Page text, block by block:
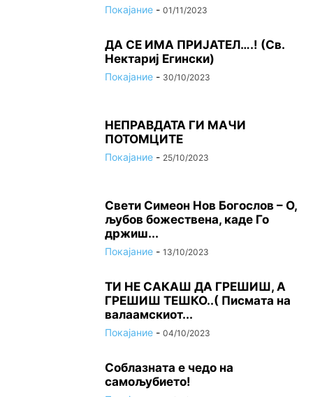
Покајание - 01/11/2023
ДА СЕ ИМА ПРИЈАТЕЛ….! (Св.
Нектариј Егински)
Покајание - 30/10/2023
НЕПРАВДАТА ГИ МАЧИ
ПОТОМЦИТЕ
Покајание - 25/10/2023
Свети Симеон Нов Богослов – О,
љубов божествена, каде Го
држиш...
Покајание - 13/10/2023
ТИ НЕ САКАШ ДА ГРЕШИШ, А
ГРЕШИШ ТЕШКО..( Писмата на
валаамскиот...
Покајание - 04/10/2023
Соблазната е чедо на
самољубието!